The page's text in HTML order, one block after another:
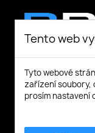
Tento web
Tyto webové
zařízení soubory,
prosím nastavení